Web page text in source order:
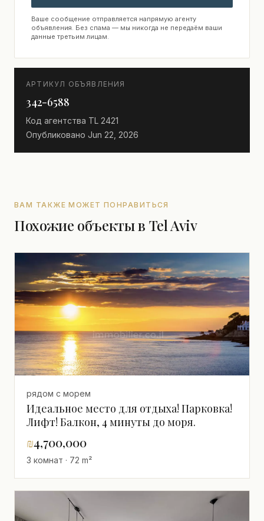
Ваше сообщение отправляется напрямую агенту
объявления. Без спама — мы никогда не передаём ваши
данные третьим лицам.
АРТИКУЛ ОБЪЯВЛЕНИЯ
342-6588
Код агентства TL 2421
Опубликовано Jun 22, 2026
ВАМ ТАКЖЕ МОЖЕТ ПОНРАВИТЬСЯ
Похожие объекты в Tel Aviv
рядом с морем
Идеальное место для отдыха! Парковка!
Лифт! Балкон, 4 минуты до моря.
₪4,700,000
3 комнат · 72 m²